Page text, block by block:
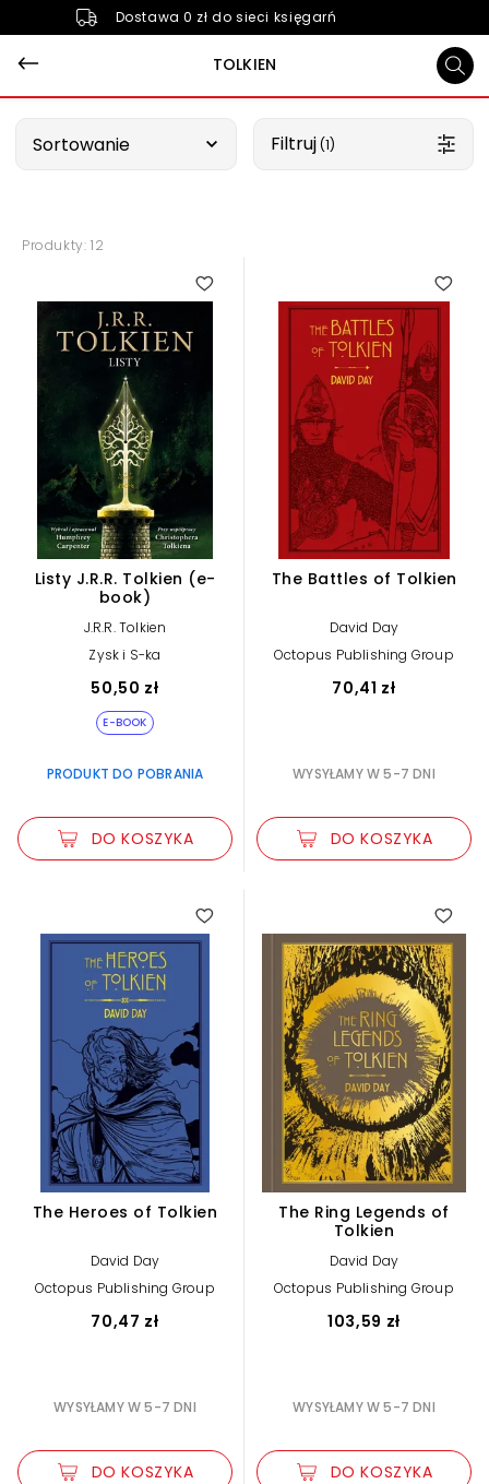
Dostawa 0 zł do sieci księgarń
TOLKIEN
Sortowanie Filtruj (1)
Produkty: 12
Listy J.R.R. Tolkien (e-
book)
J.R.R. Tolkien
Zysk i S-ka
50,50 zł
E-BOOK
PRODUKT DO POBRANIA
DO KOSZYKA
The Battles of Tolkien
David Day
Octopus Publishing Group
70,41 zł
WYSYŁAMY W 5-7 DNI
DO KOSZYKA
The Heroes of Tolkien
David Day
Octopus Publishing Group
70,47 zł
WYSYŁAMY W 5-7 DNI
DO KOSZYKA
The Ring Legends of
Tolkien
David Day
Octopus Publishing Group
103,59 zł
WYSYŁAMY W 5-7 DNI
DO KOSZYKA